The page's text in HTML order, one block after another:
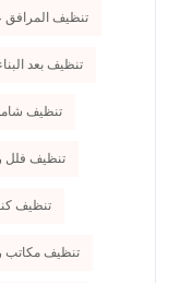
تنظيف
تنظيف بعد
تنظيف
تنظيف فلل
تنظيف
تنظيف مكاتب